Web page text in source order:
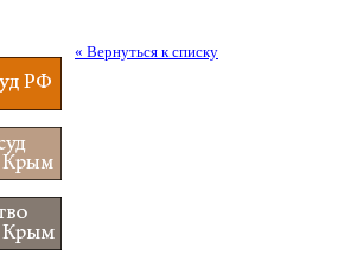
« Вернуться к списку